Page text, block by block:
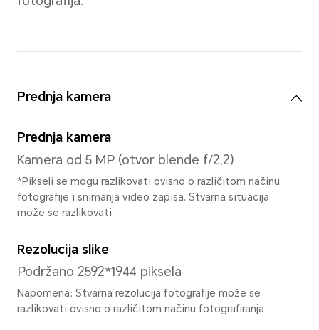
GPU
ARM Mali G52 MC2
Sustav
Operacijski sustav